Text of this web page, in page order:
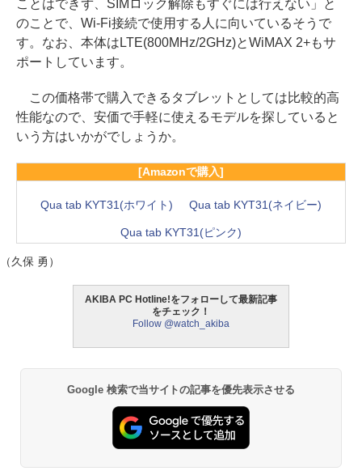
ことはできず、SIMロック解除もすぐには行えない」と
のことで、Wi-Fi接続で使用する人に向いているそうで
す。なお、本体はLTE(800MHz/2GHz)とWiMAX 2+もサ
ポートしています。
この価格帯で購入できるタブレットとしては比較的高
性能なので、安価で手軽に使えるモデルを探していると
いう方はいかがでしょうか。
[Amazonで購入]
Qua tab KYT31(ホワイト) Qua tab KYT31(ネイビー)
Qua tab KYT31(ピンク)
（久保 勇）
AKIBA PC Hotline!をフォローして最新記事
をチェック！
Follow @watch_akiba
Google 検索で当サイトの記事を優先表示させる